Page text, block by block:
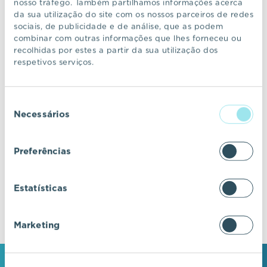
nosso tráfego. Também partilhamos informações acerca
da sua utilização do site com os nossos parceiros de redes
sociais, de publicidade e de análise, que as podem
combinar com outras informações que lhes forneceu ou
recolhidas por estes a partir da sua utilização dos
respetivos serviços.
deNecessários
Preferências
Estatísticas
Marketing
CONTINUAR A NAVEGAR
Descubra ecossistemas residenciais de
excelência, onde o design e a arquitetura se
fundem com a inovação e a sustentabilidade.